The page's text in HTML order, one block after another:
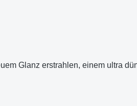
Glanz erstrahlen, einem ultra